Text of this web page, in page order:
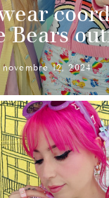
Bears
novembre 12, 2024